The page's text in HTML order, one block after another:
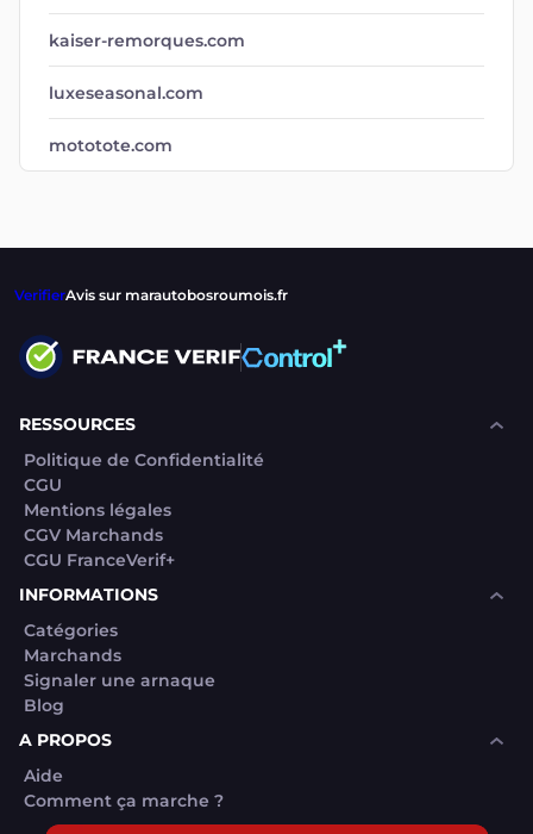
kaiser-remorques.com
luxeseasonal.com
mototote.com
VerifierAvis sur marautobosroumois.fr
RESSOURCES
Politique de Confidentialité
CGU
Mentions légales
CGV Marchands
CGU FranceVerif+
INFORMATIONS
Catégories
Marchands
Signaler une arnaque
Blog
A PROPOS
Aide
Comment ça marche ?